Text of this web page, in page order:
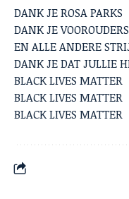
DANK JE ROSA PARKS
DANK JE VOOROUDERS
EN ALLE ANDERE
DANK JE DAT JULLIE
BLACK LIVES MATTER
BLACK LIVES MATTER
BLACK LIVES MATTER